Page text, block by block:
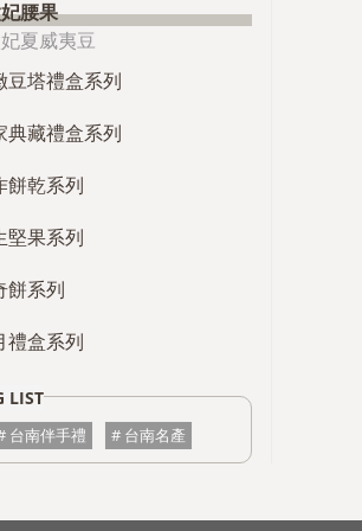
腰果
夏威夷豆
豆塔禮盒系列
典藏禮盒系列
餅乾系列
堅果系列
餅系列
禮盒系列
台南伴手禮 台南名產